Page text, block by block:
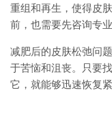
重组和再生，使得皮
前，也需要先咨询专
减肥后的皮肤松弛问
于苦恼和沮丧。只要
它，就能够迅速恢复